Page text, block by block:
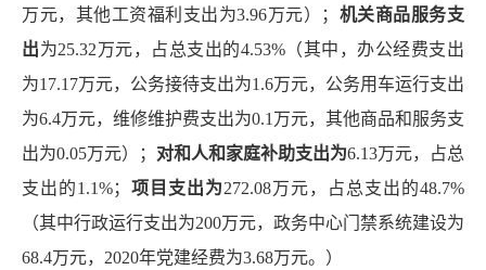
万元，其他工资福利支出为3.96万元）； 机关商品服务支
出为25.32万元，占总支出的4.53%（其中，办公经费支出
为17.17万元，公务接待支出为1.6万元，公务用车运行支出
为6.4万元，维修维护费支出为0.1 万元，其他商品和服务支
出为0.05万元）； 对和人和家庭补助支出为6.13万元，占总
支出的1.1%； 项目支出为272.08万元，占总支出的48.7%
（其中行政运行支出为200万元，政务中心门禁系统建设为
68.4万元，2020年党建经费为3.68万元。）